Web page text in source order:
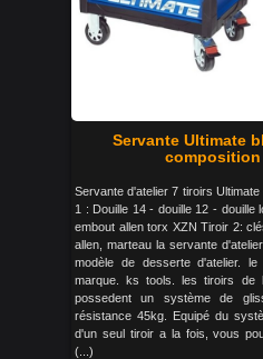
Servante Ultimate
composition
Servante d'atelier 7 tiroirs
1 : Douille 14 - douille 12 - douille
embout allen torx XZN Tiroir 2:
allen, marteau la servante
modèle de desserte d'atelier.
marque. ks tools. les tiroirs de
possedent un système de
résistance 45kg. Equipé du
d'un seul tiroir a la fois, vous
(...)